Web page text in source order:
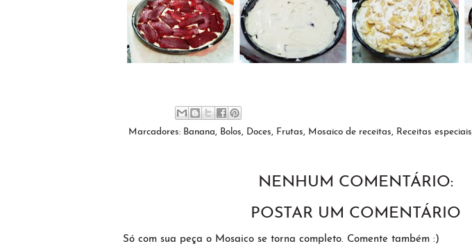
Marcadores: Banana, Bolos, Doces, Frutas, Mosaico de receitas, Receitas especiais
NENHUM COMENTÁRIO:
POSTAR UM COMENTÁRIO
Só com sua peça o Mosaico se torna completo. Comente também :)